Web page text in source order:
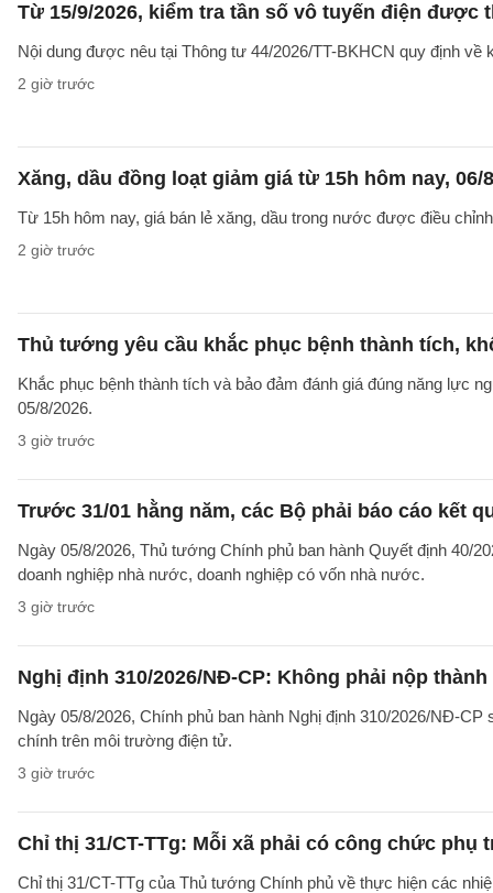
Từ 15/9/2026, kiểm tra tần số vô tuyến điện được
Nội dung được nêu tại Thông tư 44/2026/TT-BKHCN quy định
2 giờ trước
Xăng, dầu đồng loạt giảm giá từ 15h hôm nay, 06/
Từ 15h hôm nay, giá bán lẻ xăng, dầu trong nước được điều
2 giờ trước
Thủ tướng yêu cầu khắc phục bệnh thành tích,
Khắc phục bệnh thành tích và bảo đảm đánh giá đúng năng lực
05/8/2026.
3 giờ trước
Trước 31/01 hằng năm, các Bộ phải báo cáo kết
Ngày 05/8/2026, Thủ tướng Chính phủ ban hành Quyết định 40/
doanh nghiệp nhà nước, doanh nghiệp có vốn nhà nước.
3 giờ trước
Nghị định 310/2026/NĐ-CP: Không phải nộp
Ngày 05/8/2026, Chính phủ ban hành Nghị định 310/2026/NĐ-
chính trên môi trường điện tử.
3 giờ trước
Chỉ thị 31/CT-TTg: Mỗi xã phải có công chức phụ
Chỉ thị 31/CT-TTg của Thủ tướng Chính phủ về thực hiện các